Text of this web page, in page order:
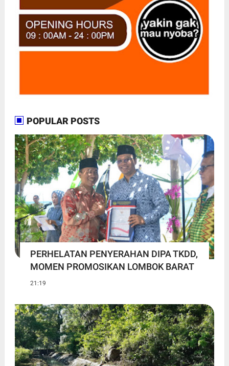
POPULAR POSTS
PERHELATAN PENYERAHAN DIPA TKDD,
MOMEN PROMOSIKAN LOMBOK BARAT
21:19